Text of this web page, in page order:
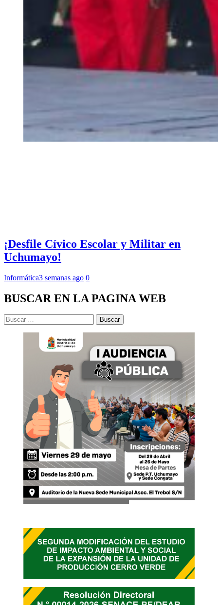
¡Desfile Cívico Escolar y Militar en
Uchumayo!
Informática3 semanas ago 0
BUSCAR EN LA PAGINA WEB
Buscar: